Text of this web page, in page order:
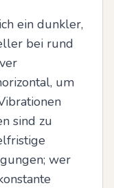
ein dunkler,
bei rund
um
sind zu
wer